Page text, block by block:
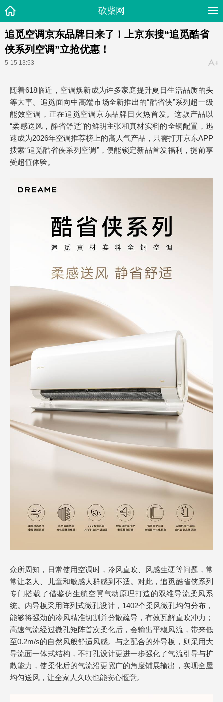
砍柴网
追觅空调京东品牌日来了！上京东搜“追觅酷省
侠系列空调”立抢优惠！
5-15 13:53
随着618临近，空调焕新成为许多家庭提升夏日生活品质的头
等大事。追觅面向中高端市场全新推出的“酷省侠”系列超一级
能效空调，正在追觅空调京东品牌日火热首发。这款产品以
“柔感送风，静省舒适”的鲜明主张和真材实料的全铜配置，迅
速成为2026年空调推荐榜上的高人气产品，只需打开京东APP
搜索“追觅酷省侠系列空调”，便能锁定新品首发福利，提前享
受超值体验。
众所周知，日常使用空调时，冷风直吹、风感生硬等问题，常
常让老人、儿童和敏感人群感到不适。对此，追觅酷省侠系列
专门搭载了借鉴仿生航空翼气动原理打造的双维导流柔风系
统。内导板采用阵列式微孔设计，1402个柔风微孔均匀分布，
能够将强劲的冷风精准切割并分散疏导，有效瓦解直吹冲力；
高速气流经过微孔矩阵首次柔化后，会输出平稳风流，带来低
至0.2m/s的自然风般舒适风感。与之配合的外导板，则采用大
导流面一体式结构，不打孔设计更进一步强化了气流引导与扩
散能力，使柔化后的气流沿更宽广的角度铺展输出，实现全屋
均匀送风，让全家人久吹也能安心惬意。